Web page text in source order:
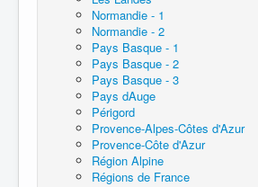
Normandie - 1
Normandie - 2
Pays Basque - 1
Pays Basque - 2
Pays Basque - 3
Pays dAuge
Périgord
Provence-Alpes-Côtes d'Azur
Provence-Côte d'Azur
Région Alpine
Régions de France